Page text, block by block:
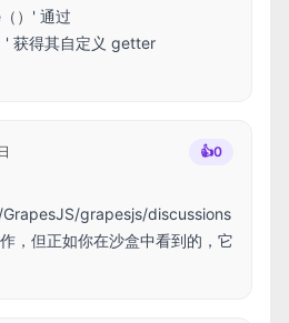
）' 通过
获得其自定义 getter
👍0
grapesjs/discussions
，但正如你在沙盒中看到的，它